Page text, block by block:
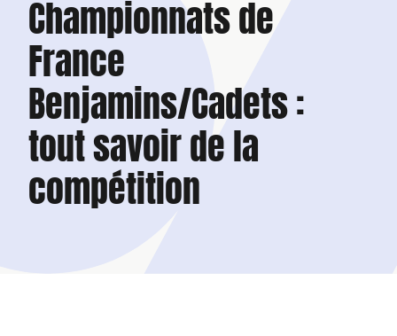
Championnats de
France
Benjamins/Cadets :
tout savoir de la
compétition